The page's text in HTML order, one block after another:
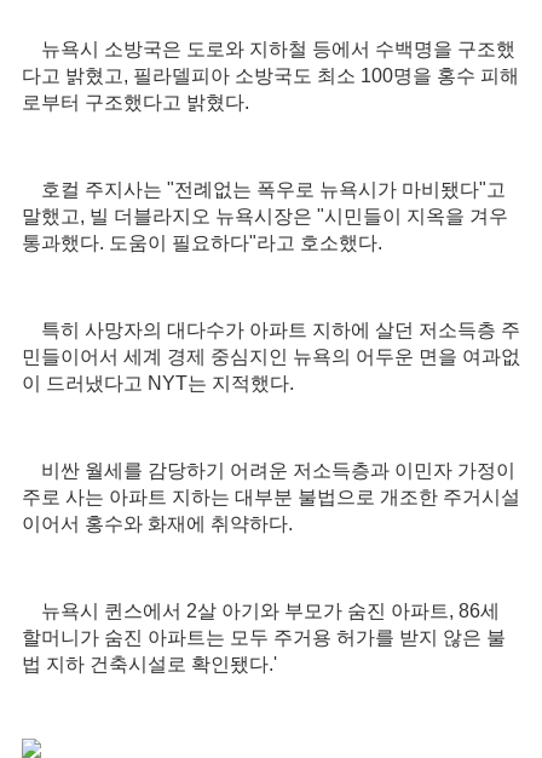
뉴욕시 소방국은 도로와 지하철 등에서 수백명을 구조했
다고 밝혔고, 필라델피아 소방국도 최소 100명을 홍수 피해
로부터 구조했다고 밝혔다.
호컬 주지사는 "전례없는 폭우로 뉴욕시가 마비됐다"고
말했고, 빌 더블라지오 뉴욕시장은 "시민들이 지옥을 겨우
통과했다. 도움이 필요하다"라고 호소했다.
특히 사망자의 대다수가 아파트 지하에 살던 저소득층 주
민들이어서 세계 경제 중심지인 뉴욕의 어두운 면을 여과없
이 드러냈다고 NYT는 지적했다.
비싼 월세를 감당하기 어려운 저소득층과 이민자 가정이
주로 사는 아파트 지하는 대부분 불법으로 개조한 주거시설
이어서 홍수와 화재에 취약하다.
뉴욕시 퀸스에서 2살 아기와 부모가 숨진 아파트, 86세
할머니가 숨진 아파트는 모두 주거용 허가를 받지 않은 불
법 지하 건축시설로 확인됐다.'